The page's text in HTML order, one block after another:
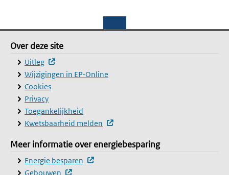
Footer
Over deze site
Over deze site
Uitleg
(externe website, opent in een nieuw venster)
Wijzigingen in EP-Online
Cookies
Privacy
Toegankelijkheid
Kwetsbaarheid melden
(externe website, opent in een
Meer informatie over energiebesparing
Meer informatie over energiebesparing
Energie besparen
(externe website, opent in een nieuw
Gebouwen
(externe website, opent in een nieuw venster)